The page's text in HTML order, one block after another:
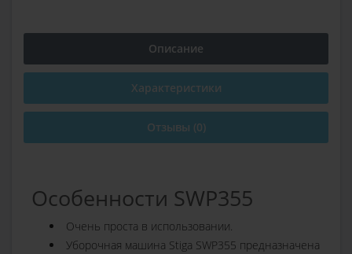
Описание
Характеристики
Отзывы (0)
Особенности SWP355
Очень проста в использовании.
Уборочная машина Stiga SWP355 предназначена